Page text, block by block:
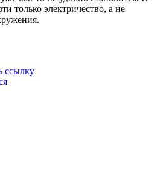
только электричество, а не
ссылку